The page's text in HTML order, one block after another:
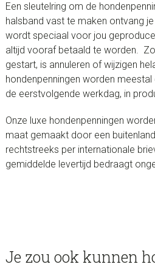
Een sleutelring om de
halsband vast te maken ontvang
wordt speciaal voor jou
altijd vooraf betaald te worden.
gestart, is annuleren of wijzigen
hondenpenningen worden
de eerstvolgende werkdag, in
Onze luxe hondenpenningen
maat gemaakt door een
rechtstreeks per internationale
gemiddelde levertijd bedraagt
Je zou ook kunnen